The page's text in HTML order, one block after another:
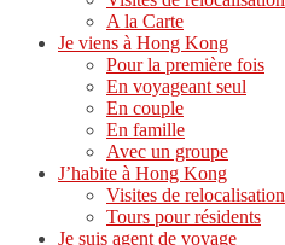
A la Carte
Je viens à Hong Kong
Pour la première fois
En voyageant seul
En couple
En famille
Avec un groupe
J’habite à Hong Kong
Visites de relocalisation
Tours pour résidents
Je suis agent de voyage